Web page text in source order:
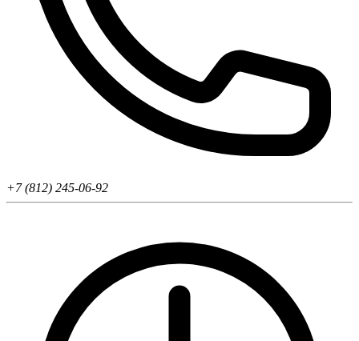
+7 (812) 245-06-92